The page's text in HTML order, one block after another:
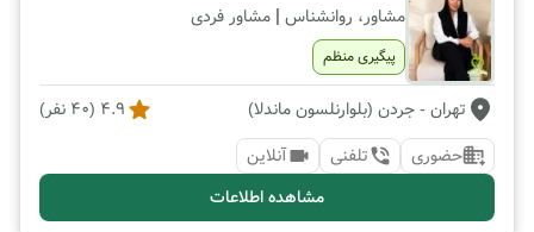
مشاور، روانشناس | مشاور فردی
پیگیری منظم
تهران - جردن (بلوارنلسون ماندلا) 4.9
(
40 نفر)
حضوری
تلفنی
آنلاین
مشاهده اطلاعات